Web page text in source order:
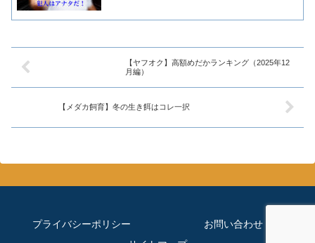
【ヤフオク】高額めだかランキング（2025年12
月編）
【メダカ飼育】冬の生き餌はコレ一択
プライバシーポリシー
お問い合わせ